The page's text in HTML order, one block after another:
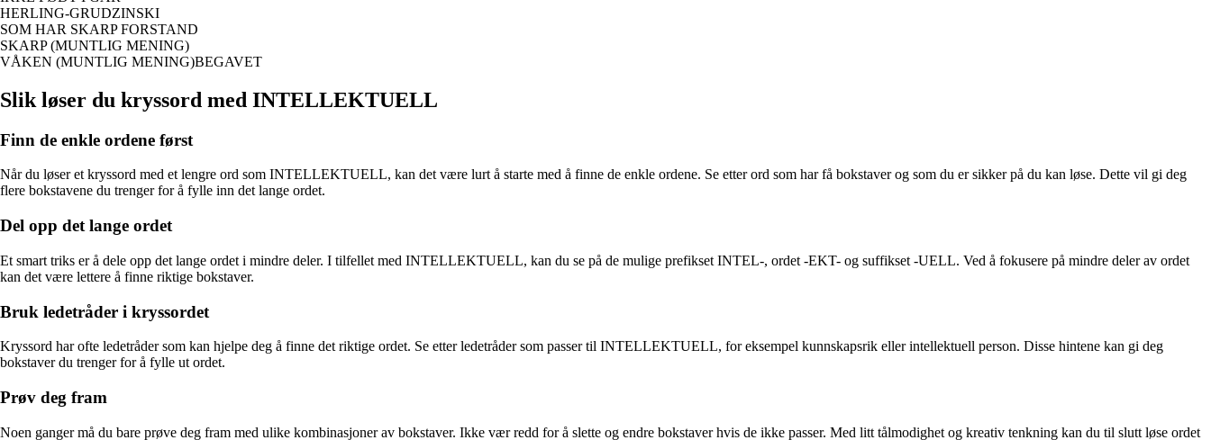
HERLING-GRUDZINSKI
SOM HAR SKARP FORSTAND
SKARP (MUNTLIG MENING)
VÅKEN (MUNTLIG MENING)BEGAVET
Slik løser du kryssord med INTELLEKTUELL
Finn de enkle ordene først
Når du løser et kryssord med et lengre ord som INTELLEKTUELL, kan det være lurt å starte med å finne de enkle ordene. Se etter ord som har få bokstaver og som du er sikker på du kan løse. Dette vil gi deg
flere bokstavene du trenger for å fylle inn det lange ordet.
Del opp det lange ordet
Et smart triks er å dele opp det lange ordet i mindre deler. I tilfellet med INTELLEKTUELL, kan du se på de mulige prefikset INTEL-, ordet -EKT- og suffikset -UELL. Ved å fokusere på mindre deler av ordet
kan det være lettere å finne riktige bokstaver.
Bruk ledetråder i kryssordet
Kryssord har ofte ledetråder som kan hjelpe deg å finne det riktige ordet. Se etter ledetråder som passer til INTELLEKTUELL, for eksempel kunnskapsrik eller intellektuell person. Disse hintene kan gi deg
bokstaver du trenger for å fylle ut ordet.
Prøv deg fram
Noen ganger må du bare prøve deg fram med ulike kombinasjoner av bokstaver. Ikke vær redd for å slette og endre bokstaver hvis de ikke passer. Med litt tålmodighet og kreativ tenkning kan du til slutt løse ordet